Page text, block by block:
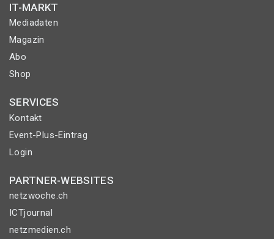
IT-MARKT
Mediadaten
Magazin
Abo
Shop
SERVICES
Kontakt
Event-Plus-Eintrag
Login
PARTNER-WEBSITES
netzwoche.ch
ICTjournal
netzmedien.ch